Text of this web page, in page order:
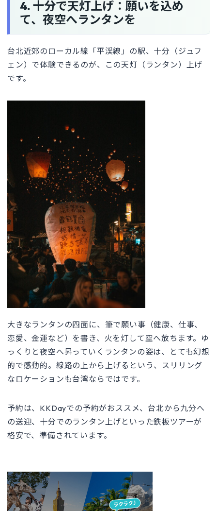
4. 十分で天灯上げ：願いを込め
て、夜空へランタンを
台北近郊のローカル線「平渓線」の駅、十分（ジュフ
ェン）で体験できるのが、この天灯（ランタン）上げ
です。
大きなランタンの四面に、筆で願い事（健康、仕事、
恋愛、金運など）を書き、火を灯して空へ放ちます。ゆ
っくりと夜空へ昇っていくランタンの姿は、とても幻想
的で感動的。線路の上から上げるという、スリリング
なロケーションも台湾ならではです。
予約は、KKDayでの予約がおススメ、台北から九分へ
の送迎、十分でのランタン上げといった鉄板ツアーが
格安で、準備されています。